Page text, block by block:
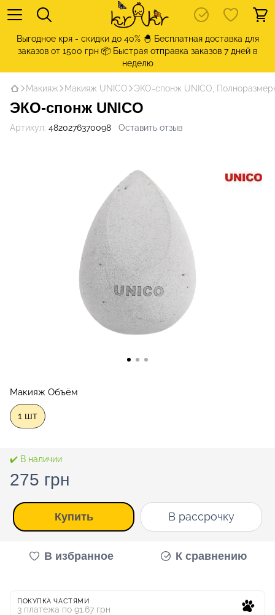
Выгодное кря - скидки до 40% 🐣 Бесплатная доставка для
заказов от 1500 грн 📦 Быстрая отправка заказов 7 дней в
неделю
Макияж Макияж UNICO ЭКО-спонж UNICO,
ЭКО-спонж UNICO
Артикул: 4820276370098 Оставить отзыв
Макияж Объём
1 шт
✔️ В наличии
275 грн
Купить В рассрочку
В избранное К сравнению
ПОКУПКА ЧАСТЯМИ
3 платежа по 91.67 грн